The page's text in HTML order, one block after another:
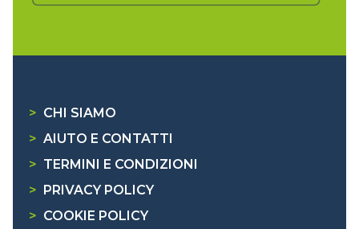
> CHI SIAMO
> AIUTO E CONTATTI
> TERMINI E CONDIZIONI
>
PRIVACY POLICY
> COOKIE POLICY